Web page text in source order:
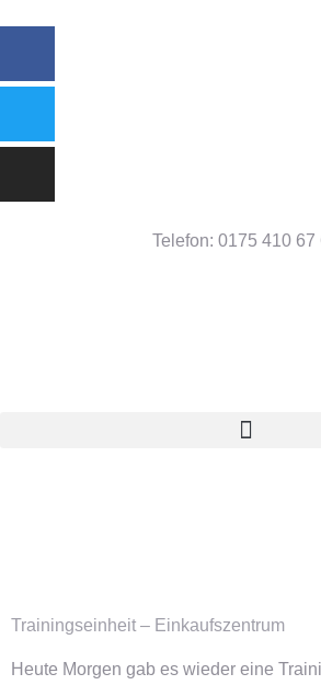
Telefon: 0175 410 67
Trainingseinheit – Einkaufszentrum
Heute Morgen gab es wieder eine